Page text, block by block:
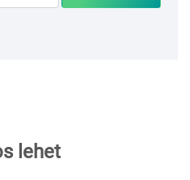
lehet